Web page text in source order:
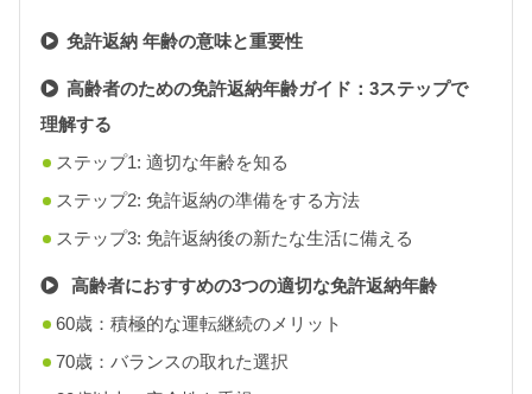
免許返納 年齢の意味と重要性
高齢者のための免許返納年齢ガイド：3ステップで
理解する
ステップ1: 適切な年齢を知る
ステップ2: 免許返納の準備をする方法
ステップ3: 免許返納後の新たな生活に備える
高齢者におすすめの3つの適切な免許返納年齢
60歳：積極的な運転継続のメリット
70歳：バランスの取れた選択